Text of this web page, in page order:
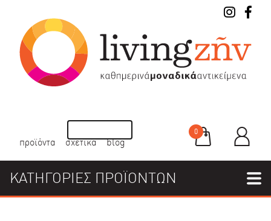
προϊόντα σχετικά blog
0
ΚΑΤΗΓΟΡΙΕΣ ΠΡΟΪΟΝΤΩΝ